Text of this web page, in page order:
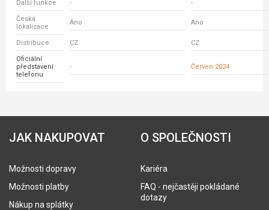
Další funkce
- -
Česká
lokalizace
Ano Ano
Distribuce CZ CZ
Oficiální
představení
telefonu
- Červen 2024
JAK NAKUPOVAT
Možnosti dopravy
Možnosti platby
Nákup na splátky
O SPOLEČNOSTI
Kariéra
FAQ - nejčastěji pokládané
dotazy